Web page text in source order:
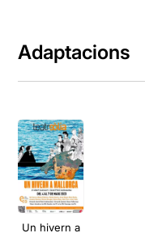
Adaptacions
Un hivern a